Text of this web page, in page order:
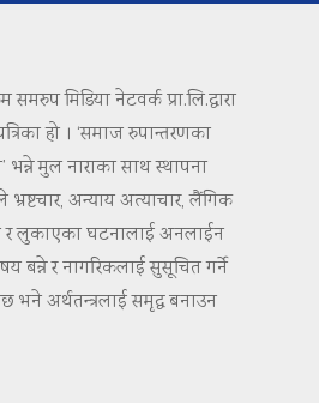
मिडिया नेटवर्क प्रा.लि.द्वारा
हो । ‘समाज रुपान्तरणका
भन्ने मुल नाराका साथ स्थापना
अन्याय अत्याचार, लैंगिक
र लुकाएका घटनालाई अनलाईन
बन्ने र नागरिकलाई सुसूचित गर्ने
भने अर्थतन्त्रलाई समृद्ध बनाउन